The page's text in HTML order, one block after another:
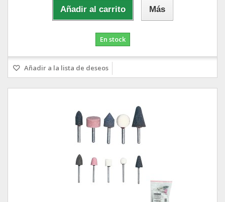
Añadir al carrito Más
En stock
Añadir a la lista de deseos